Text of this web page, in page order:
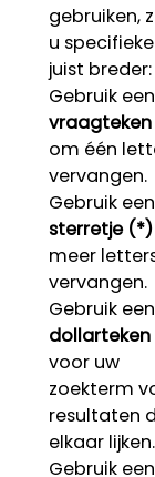
gebruiken,
u
juist breder:
Gebruik een
om één
vervangen.
Gebruik een
sterretje (*)
meer
vervangen.
Gebruik een
voor uw
zoekterm
resultaten
elkaar lijken.
Gebruik een